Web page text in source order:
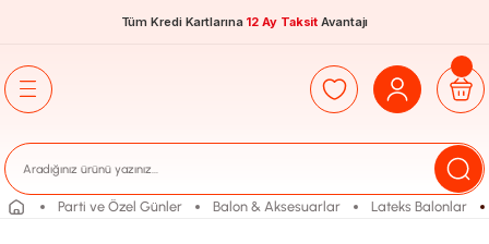
Tüm Kredi Kartlarına 12 Ay Taksit Avantajı
Parti ve Özel Günler Balon & Aksesuarlar Lateks Balonlar